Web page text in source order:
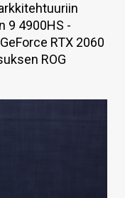
9 4900HS -
RTX 2060
ROG